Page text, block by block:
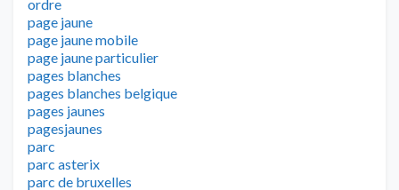
ordre
page jaune
page jaune mobile
page jaune particulier
pages blanches
pages blanches belgique
pages jaunes
pagesjaunes
parc
parc asterix
parc de bruxelles